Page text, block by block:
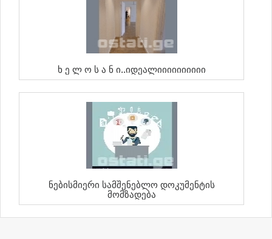
Ხ Ე Ლ Ო Ს Ა Ნ Ი..იდეალიიიიიიიიიი
Ნებისმიერი Სამშენებლო Დოკუმენტის
Მომზადება